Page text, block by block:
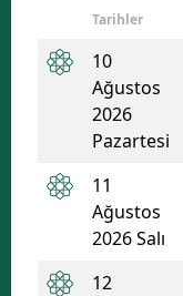
Tarihler
10
Ağustos
2026
Pazartesi
11
Ağustos
2026 Salı
12